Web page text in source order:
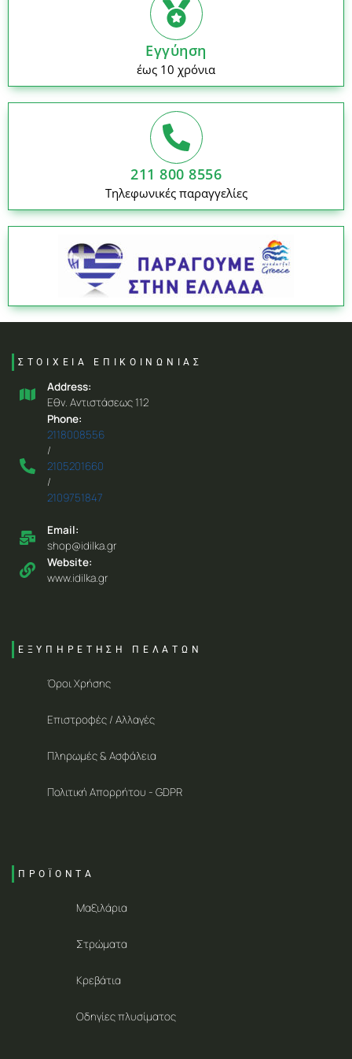
Εγγύηση
έως 10 χρόνια
211 800 8556
Τηλεφωνικές παραγγελίες
ΣΤΟΙΧΕΙΑ ΕΠΙΚΟΙΝΩΝΙΑΣ
Address:
Eθν. Aντιστάσεως 112
Phone:
2118008556
/
2105201660
/
2109751847
Email:
shop@idilka.gr
Website:
www.idilka.gr
ΕΞΥΠΗΡΕΤΗΣΗ ΠΕΛΑΤΩΝ
Όροι Χρήσης
Επιστροφές / Αλλαγές
Πληρωμές & Ασφάλεια
Πολιτική Απορρήτου - GDPR
ΠΡΟΪΟΝΤΑ
Μαξιλάρια
Στρώματα
Κρεβάτια
Οδηγίες πλυσίματος